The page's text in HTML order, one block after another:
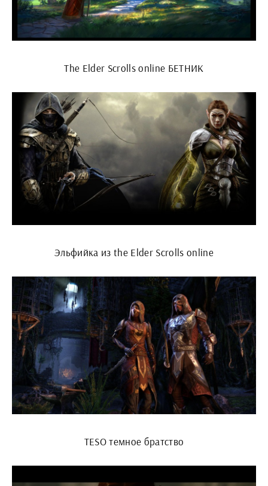
The Elder Scrolls online БЕТНИК
Эльфийка из the Elder Scrolls online
TESO темное братство